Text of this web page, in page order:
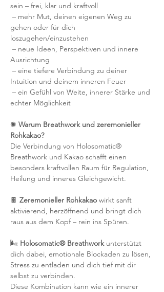
sein – frei, klar und kraftvoll
gehen oder für dich
loszugehen/einzustehen
Ausrichtung
Intuition und deinem inneren Feuer
echter Möglichkeit
✺ Warum Breathwork und zeremonieller
Rohkakao?
Die Verbindung von Holosomatic®
Breathwork und Kakao schafft einen
besonders kraftvollen Raum für Regulation,
Heilung und inneres Gleichgewicht.
🍫 Zeremonieller Rohkakao wirkt sanft
aktivierend, herzöffnend und bringt dich
raus aus dem Kopf – rein ins Spüren.
🌬️ Holosomatic® Breathwork unterstützt
dich dabei, emotionale Blockaden zu lösen,
Stress zu entladen und dich tief mit dir
selbst zu verbinden.
Diese Kombination kann wie ein innerer